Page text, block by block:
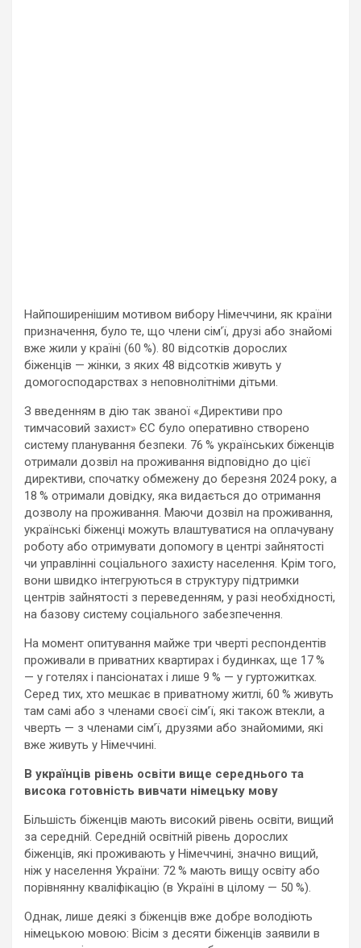
Найпоширенішим мотивом вибору Німеччини, як країни
призначення, було те, що члени сім’ї, друзі або знайомі
вже жили у країні (60 %). 80 відсотків дорослих
біженців — жінки, з яких 48 відсотків живуть у
домогосподарствах з неповнолітніми дітьми.
З введенням в дію так званої «Директиви про
тимчасовий захист» ЄС було оперативно створено
систему планування безпеки. 76 % українських біженців
отримали дозвіл на проживання відповідно до цієї
директиви, спочатку обмежену до березня 2024 року, а
18 % отримали довідку, яка видається до отримання
дозволу на проживання. Маючи дозвіл на проживання,
українські біженці можуть влаштуватися на оплачувану
роботу або отримувати допомогу в центрі зайнятості
чи управлінні соціального захисту населення. Крім того,
вони швидко інтегруються в структуру підтримки
центрів зайнятості з переведенням, у разі необхідності,
на базову систему соціального забезпечення.
На момент опитування майже три чверті респондентів
проживали в приватних квартирах і будинках, ще 17 %
— у готелях і пансіонатах і лише 9 % — у гуртожитках.
Серед тих, хто мешкає в приватному житлі, 60 % живуть
там самі або з членами своєї сім’ї, які також втекли, а
чверть — з членами сім’ї, друзями або знайомими, які
вже живуть у Німеччині.
В українців рівень освіти вище середнього та
висока готовність вивчати німецьку мову
Більшість біженців мають високий рівень освіти, вищий
за середній. Середній освітній рівень дорослих
біженців, які проживають у Німеччині, значно вищий,
ніж у населення України: 72 % мають вищу освіту або
порівнянну кваліфікацію (в Україні в цілому — 50 %).
Однак, лише деякі з біженців вже добре володіють
німецькою мовою: Вісім з десяти біженців заявили в